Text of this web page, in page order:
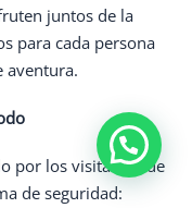
juntos de la
para cada persona
aventura.
por los visitantes de
de seguridad: